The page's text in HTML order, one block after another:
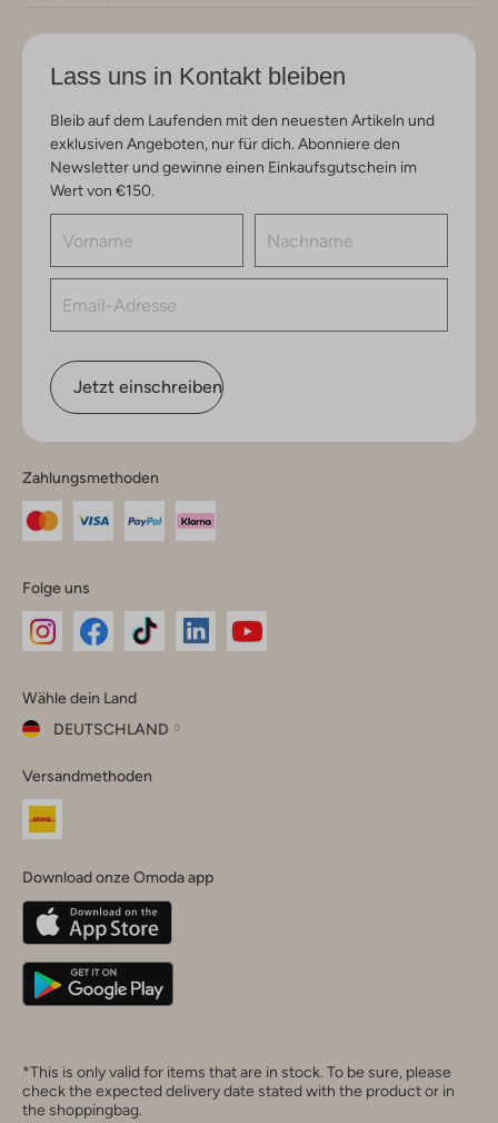
Lass uns in Kontakt bleiben
Bleib auf dem Laufenden mit den neuesten Artikeln und
exklusiven Angeboten, nur für dich. Abonniere den
Newsletter und gewinne einen Einkaufsgutschein im
Wert von €150.
Jetzt einschreiben
Zahlungsmethoden
Folge uns
Instagram
Facebook
TikTok
Wähle dein Land
DEUTSCHLAND
dein
Land
Belgique(Français)
Deutschland
Versandmethoden
Download onze Omoda app
*This is only valid for items that are in stock. To be sure, please
check the expected delivery date stated with the product or in
the shoppingbag.